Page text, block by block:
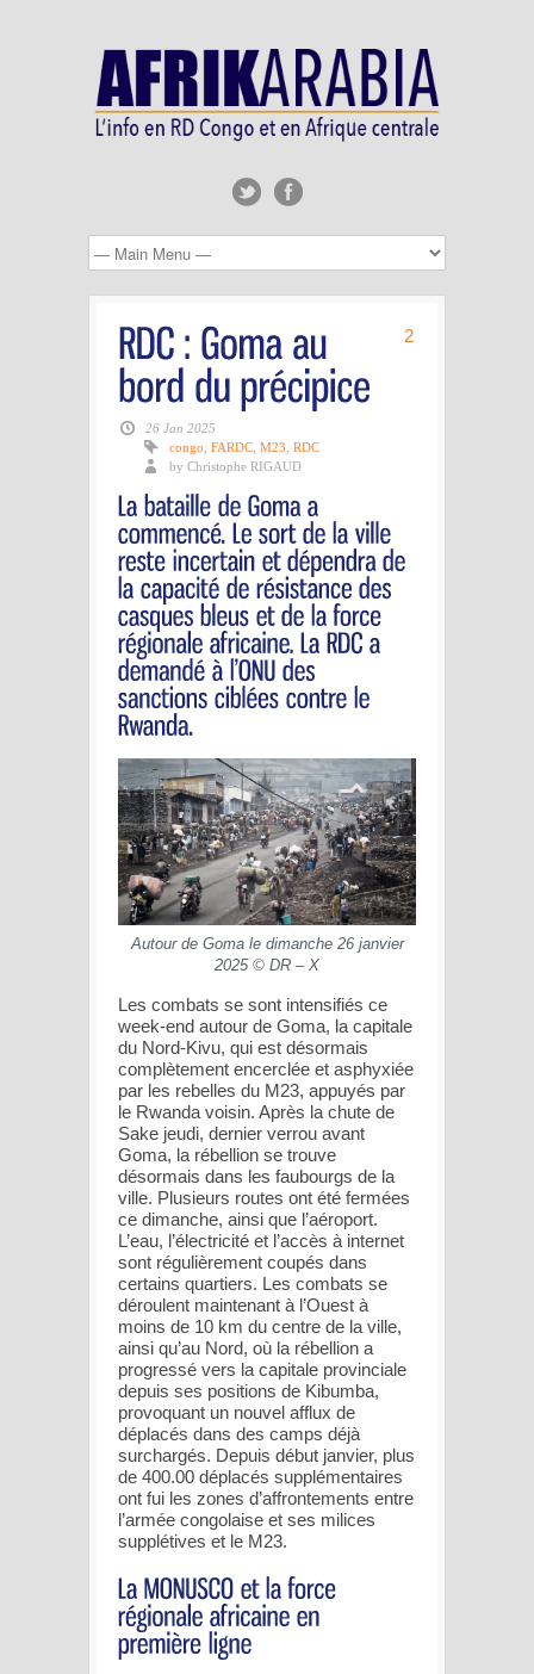
2
26 Jan 2025
congo FARDC M23 RDC
by Christophe RIGAUD
Autour de Goma le dimanche 26 janvier
2025 © DR – X
Les combats se sont intensifiés ce
week-end autour de Goma, la capitale
du Nord-Kivu, qui est désormais
complètement encerclée et asphyxiée
par les rebelles du M23, appuyés par
le Rwanda voisin. Après la chute de
Sake jeudi, dernier verrou avant
Goma, la rébellion se trouve
désormais dans les faubourgs de la
ville. Plusieurs routes ont été fermées
ce dimanche, ainsi que l’aéroport.
L’eau, l’électricité et l’accès à internet
sont régulièrement coupés dans
certains quartiers. Les combats se
déroulent maintenant à l’Ouest à
moins de 10 km du centre de la ville,
ainsi qu’au Nord, où la rébellion a
progressé vers la capitale provinciale
depuis ses positions de Kibumba,
provoquant un nouvel afflux de
déplacés dans des camps déjà
surchargés. Depuis début janvier, plus
de 400.00 déplacés supplémentaires
ont fui les zones d’affrontements entre
l’armée congolaise et ses milices
supplétives et le M23.